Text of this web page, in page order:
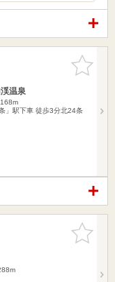
お気に入
りに追加
温泉
」駅下車 徒歩3分北24条
お気に入
りに追加